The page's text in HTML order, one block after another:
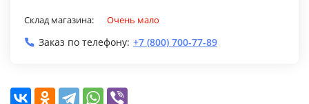
Склад магазина: Очень мало
Заказ по телефону: +7 (800) 700-77-89